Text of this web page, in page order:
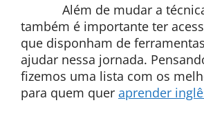
Além de mudar a técnica
também é importante ter
que disponham de
ajudar nessa jornada.
fizemos uma lista com os
para quem quer aprender